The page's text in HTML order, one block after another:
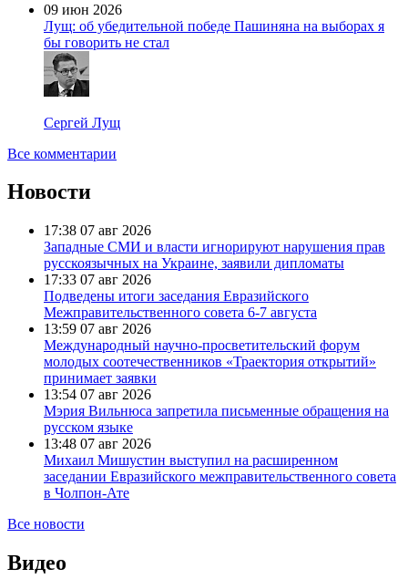
09 июн 2026
Лущ: об убедительной победе Пашиняна на выборах я
бы говорить не стал
Сергей Лущ
Все комментарии
Новости
17:38 07 авг 2026
Западные СМИ и власти игнорируют нарушения прав
русскоязычных на Украине, заявили дипломаты
17:33 07 авг 2026
Подведены итоги заседания Евразийского
Межправительственного совета 6-7 августа
13:59 07 авг 2026
Международный научно-просветительский форум
молодых соотечественников «Траектория открытий»
принимает заявки
13:54 07 авг 2026
Мэрия Вильнюса запретила письменные обращения на
русском языке
13:48 07 авг 2026
Михаил Мишустин выступил на расширенном
заседании Евразийского межправительственного совета
в Чолпон-Ате
Все новости
Видео